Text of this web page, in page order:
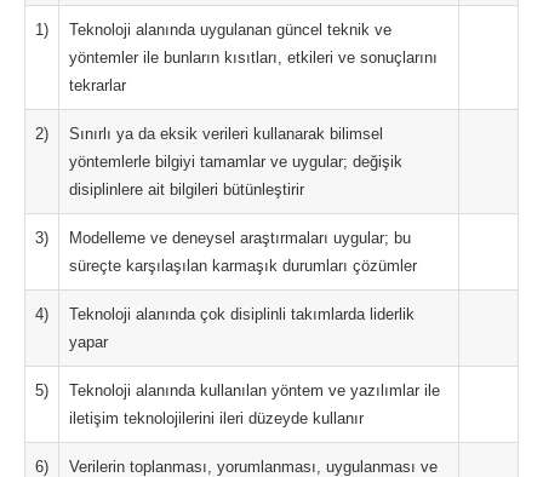
1)
Teknoloji alanında uygulanan güncel teknik ve
yöntemler ile bunların kısıtları, etkileri ve sonuçlarını
tekrarlar
2)
Sınırlı ya da eksik verileri kullanarak bilimsel
yöntemlerle bilgiyi tamamlar ve uygular; değişik
disiplinlere ait bilgileri bütünleştirir
3)
Modelleme ve deneysel araştırmaları uygular; bu
süreçte karşılaşılan karmaşık durumları çözümler
4)
Teknoloji alanında çok disiplinli takımlarda liderlik
yapar
5)
Teknoloji alanında kullanılan yöntem ve yazılımlar ile
iletişim teknolojilerini ileri düzeyde kullanır
6)
Verilerin toplanması, yorumlanması, uygulanması ve